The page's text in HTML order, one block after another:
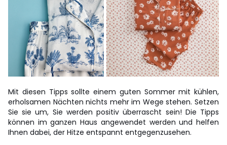
Mit diesen Tipps sollte einem guten Sommer mit kühlen,
erholsamen Nächten nichts mehr im Wege stehen. Setzen
Sie sie um, Sie werden positiv überrascht sein! Die Tipps
können im ganzen Haus angewendet werden und helfen
Ihnen dabei, der Hitze entspannt entgegenzusehen.